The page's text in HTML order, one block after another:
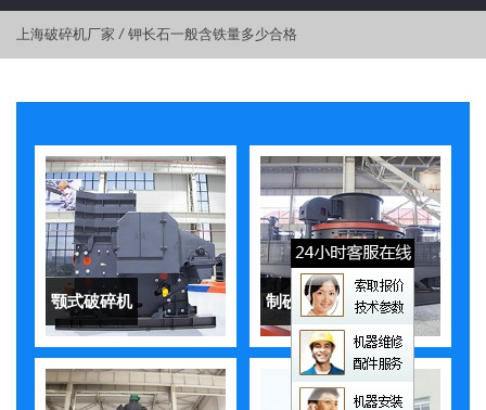
上海破碎机厂家 / 钾长石一般含铁量多少合格
颚式破碎机 制砂机